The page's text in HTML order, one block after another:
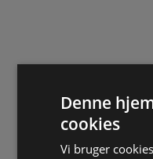
Denne
cookies
Vi bruger